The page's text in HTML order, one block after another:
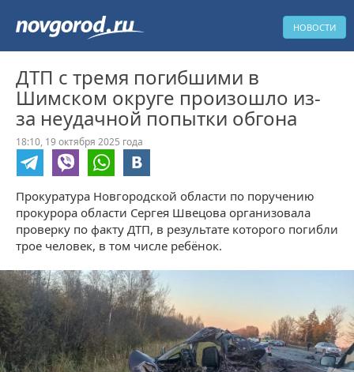
НОВОСТИ
ДТП с тремя погибшими в
Шимском округе произошло из-
за неудачной попытки обгона
18:10, 19 октября 2025 года
Прокуратура Новгородской области по поручению
прокурора области Сергея Швецова организовала
проверку по факту ДТП, в результате которого погибли
трое человек, в том числе ребёнок.